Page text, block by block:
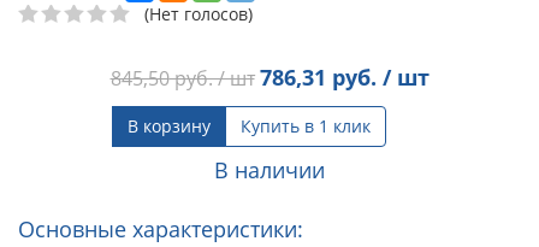
(Нет голосов)
845,50руб. / шт 786,31 руб. / шт
В корзину Купить в 1 клик
В наличии
Основные характеристики: